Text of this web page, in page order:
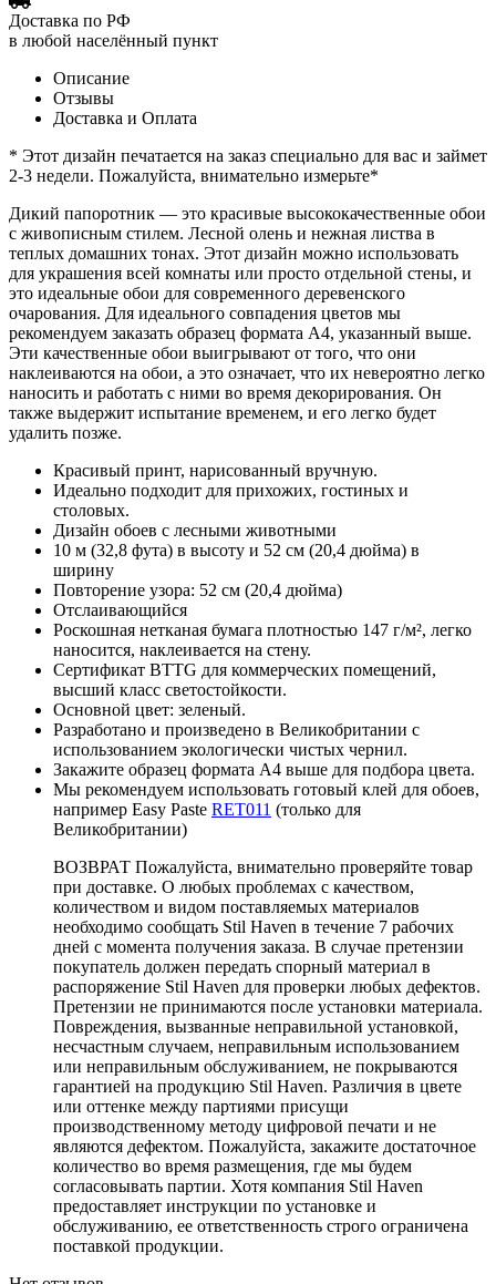
Доставка по РФ
в любой населённый пункт
Описание
Отзывы
Доставка и Оплата
* Этот дизайн печатается на заказ специально для вас и займет
2-3 недели. Пожалуйста, внимательно измерьте*
Дикий папоротник — это красивые высококачественные обои
с живописным стилем. Лесной олень и нежная листва в
теплых домашних тонах. Этот дизайн можно использовать
для украшения всей комнаты или просто отдельной стены, и
это идеальные обои для современного деревенского
очарования. Для идеального совпадения цветов мы
рекомендуем заказать образец формата A4, указанный выше.
Эти качественные обои выигрывают от того, что они
наклеиваются на обои, а это означает, что их невероятно легко
наносить и работать с ними во время декорирования. Он
также выдержит испытание временем, и его легко будет
удалить позже.
Красивый принт, нарисованный вручную.
Идеально подходит для прихожих, гостиных и
столовых.
Дизайн обоев с лесными животными
10 м (32,8 фута) в высоту и 52 см (20,4 дюйма) в
ширину
Повторение узора: 52 см (20,4 дюйма)
Отслаивающийся
Роскошная нетканая бумага плотностью 147 г/м², легко
наносится, наклеивается на стену.
Сертификат BTTG для коммерческих помещений,
высший класс светостойкости.
Основной цвет: зеленый.
Разработано и произведено в Великобритании с
использованием экологически чистых чернил.
Закажите образец формата A4 выше для подбора цвета.
Мы рекомендуем использовать готовый клей для обоев,
например Easy Paste RET011 (только для
Великобритании)
ВОЗВРАТ Пожалуйста, внимательно проверяйте товар
при доставке. О любых проблемах с качеством,
количеством и видом поставляемых материалов
необходимо сообщать Stil Haven в течение 7 рабочих
дней с момента получения заказа. В случае претензии
покупатель должен передать спорный материал в
распоряжение Stil Haven для проверки любых дефектов.
Претензии не принимаются после установки материала.
Повреждения, вызванные неправильной установкой,
несчастным случаем, неправильным использованием
или неправильным обслуживанием, не покрываются
гарантией на продукцию Stil Haven. Различия в цвете
или оттенке между партиями присущи
производственному методу цифровой печати и не
являются дефектом. Пожалуйста, закажите достаточное
количество во время размещения, где мы будем
согласовывать партии. Хотя компания Stil Haven
предоставляет инструкции по установке и
обслуживанию, ее ответственность строго ограничена
поставкой продукции.